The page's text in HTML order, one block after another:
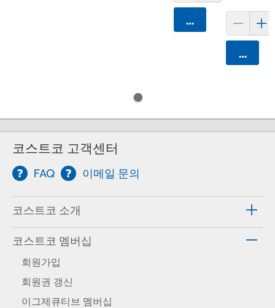
카트에 담기
카트에
코스트코 고객센터
FAQ 이메일 문의
코스트코 소개
코스트코 멤버십
회원가입
회원권 갱신
이그제큐티브 멤버십